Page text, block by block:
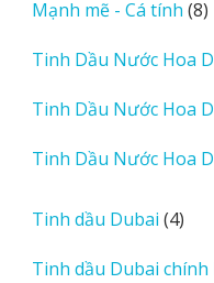
Mạnh mẽ - Cá tính 88
Tinh Dầu Nước Hoa
Tinh Dầu Nước Hoa
Tinh Dầu Nước Hoa
Tinh dầu Dubai 44
Tinh dầu Dubai chính